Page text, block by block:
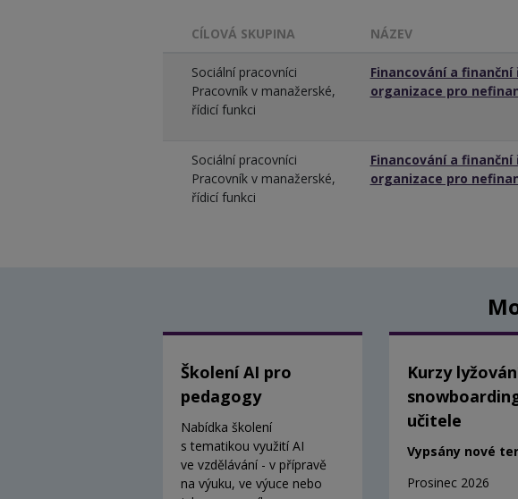
CÍLOVÁ SKUPINA NÁZEV
Sociální pracovníci
Pracovník v manažerské,
řídicí funkci
Financování a
organizace pro
Sociální pracovníci
Pracovník v manažerské,
řídicí funkci
Financování a
organizace pro
Školení AI pro
pedagogy
Nabídka školení
s tematikou využití AI
ve vzdělávání - v přípravě
na výuku, ve výuce nebo
Kurzy
učitele
Vypsány nové
Prosinec 2026